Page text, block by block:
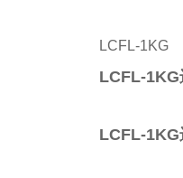
LCFL-1KG
LCFL-
LCFL-